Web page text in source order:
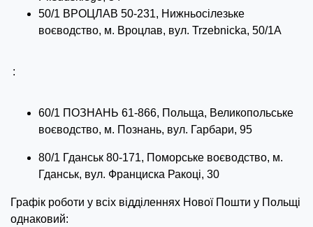
50/1 ВРОЦЛАВ 50-231, Нижньосілезьке
воєводство, м. Вроцлав, вул. Trzebnicka, 50/1A
:
60/1 ПОЗНАНЬ 61-866, Польща, Великопольське
воєводство, м. Познань, вул. Гарбари, 95
80/1 Гданськ 80-171, Поморське воєводство, м.
Гданськ, вул. Франциска Ракоці, 30
Графік роботи у всіх відділеннях Нової Пошти у Польщі
однаковий: